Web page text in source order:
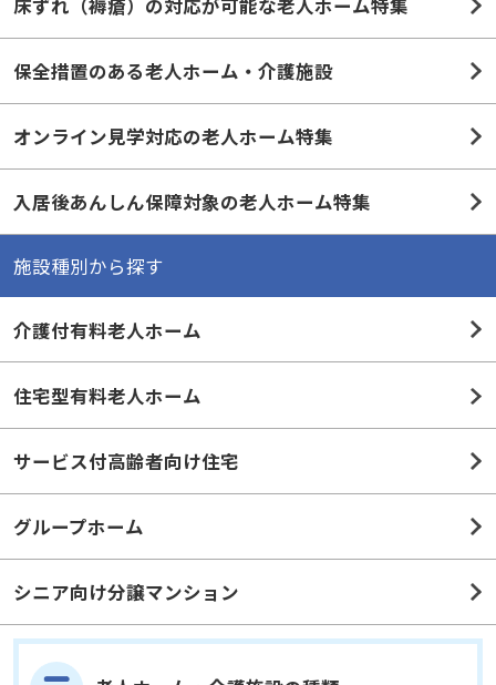
保全措置のある老人ホーム・介護施設
オンライン見学対応の老人ホーム特集
入居後あんしん保障対象の老人ホーム特集
施設種別から探す
介護付有料老人ホーム
住宅型有料老人ホーム
サービス付高齢者向け住宅
グループホーム
シニア向け分譲マンション
老人ホーム・介護施設の種類